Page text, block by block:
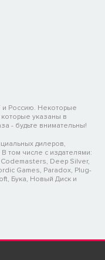
и Россию. Некоторые
указаны в
- будьте внимательны!
дилеров,
том числе с издателями:
Codemasters, Deep Silver,
Games, Paradox, Plug-
Бука, Новый Диск и